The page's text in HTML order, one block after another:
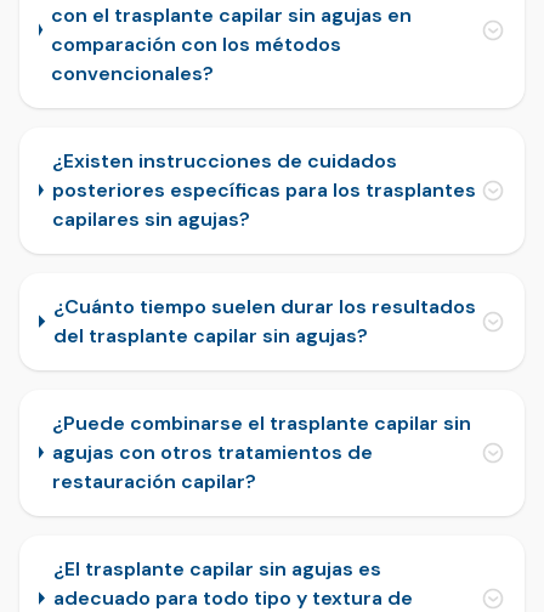
con el trasplante capilar sin agujas en
comparación con los métodos
convencionales?
¿Existen instrucciones de cuidados
posteriores específicas para los trasplantes
capilares sin agujas?
¿Cuánto tiempo suelen durar los resultados
del trasplante capilar sin agujas?
¿Puede combinarse el trasplante capilar sin
agujas con otros tratamientos de
restauración capilar?
¿El trasplante capilar sin agujas es
adecuado para todo tipo y textura de